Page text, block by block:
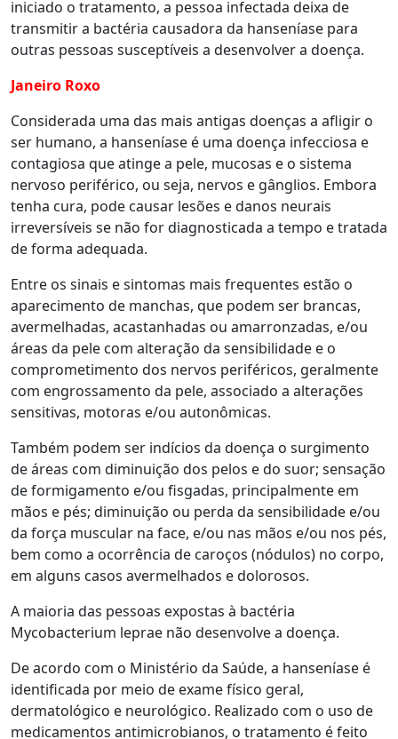
iniciado o tratamento, a pessoa infectada deixa de
transmitir a bactéria causadora da hanseníase para
outras pessoas susceptíveis a desenvolver a doença.
Janeiro Roxo
Considerada uma das mais antigas doenças a afligir o
ser humano, a hanseníase é uma doença infecciosa e
contagiosa que atinge a pele, mucosas e o sistema
nervoso periférico, ou seja, nervos e gânglios. Embora
tenha cura, pode causar lesões e danos neurais
irreversíveis se não for diagnosticada a tempo e tratada
de forma adequada.
Entre os sinais e sintomas mais frequentes estão o
aparecimento de manchas, que podem ser brancas,
avermelhadas, acastanhadas ou amarronzadas, e/ou
áreas da pele com alteração da sensibilidade e o
comprometimento dos nervos periféricos, geralmente
com engrossamento da pele, associado a alterações
sensitivas, motoras e/ou autonômicas.
Também podem ser indícios da doença o surgimento
de áreas com diminuição dos pelos e do suor; sensação
de formigamento e/ou fisgadas, principalmente em
mãos e pés; diminuição ou perda da sensibilidade e/ou
da força muscular na face, e/ou nas mãos e/ou nos pés,
bem como a ocorrência de caroços (nódulos) no corpo,
em alguns casos avermelhados e dolorosos.
A maioria das pessoas expostas à bactéria
Mycobacterium leprae não desenvolve a doença.
De acordo com o Ministério da Saúde, a hanseníase é
identificada por meio de exame físico geral,
dermatológico e neurológico. Realizado com o uso de
medicamentos antimicrobianos, o tratamento é feito